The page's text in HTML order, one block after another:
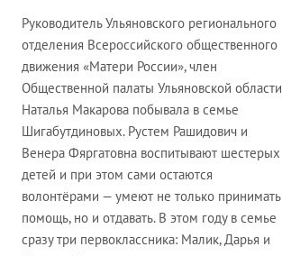
Руководитель Ульяновского регионального
отделения Всероссийского общественного
движения «Матери России», член
Общественной палаты Ульяновской области
Наталья Макарова побывала в семье
Шигабутдиновых. Рустем Рашидович и
Венера Фяргатовна воспитывают шестерых
детей и при этом сами остаются
волонтёрами — умеют не только принимать
помощь, но и отдавать. В этом году в семье
сразу три первоклассника: Малик, Дарья и